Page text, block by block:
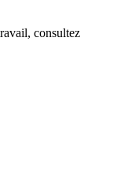
, consultez